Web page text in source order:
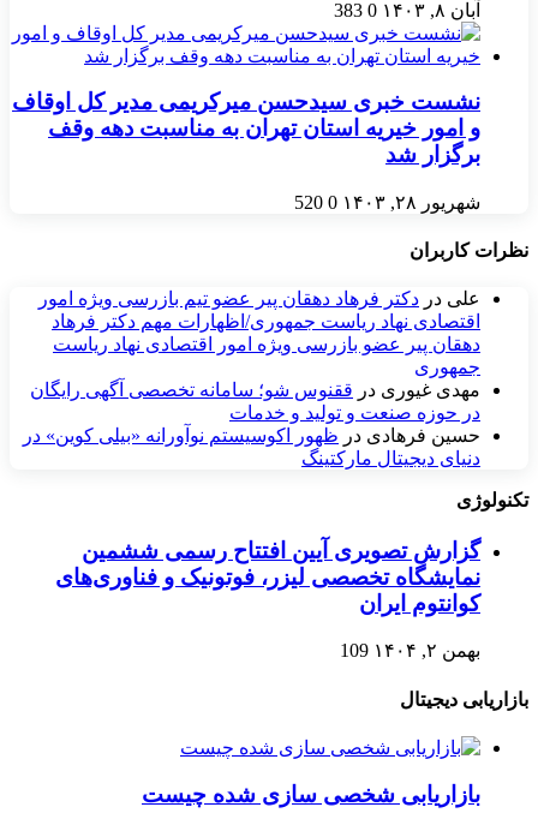
آبان ۸, ۱۴۰۳ 0
383
نشست خبری سیدحسن میرکریمی مدیر کل اوقاف
و امور خیریه استان تهران به مناسبت دهه وقف
برگزار شد
شهریور ۲۸, ۱۴۰۳ 0
520
نظرات کاربران
علی در دکتر فرهاد دهقان پیر عضو تيم بازرسی ويژه امور
اقتصادی نهاد رياست جمهوری/اظهارات مهم دکتر فرهاد
دهقان پیر عضو بازرسی ویژه امور اقتصادی نهاد ریاست
جمهوری
مهدی غیوری در ققنوس شو؛ سامانه تخصصی آگهی رایگان
در حوزه صنعت و تولید و خدمات
حسین فرهادی در ظهور اکوسیستم نوآورانه «بیلی کوین» در
دنیای دیجیتال مارکتینگ
تکنولوژی
گزارش تصویری آیین افتتاح رسمی ششمین
نمایشگاه تخصصی لیزر، فوتونیک و فناوری‌های
کوانتوم ایران
بهمن ۲, ۱۴۰۴ 109
بازاریابی دیجیتال
بازاریابی شخصی سازی شده چیست